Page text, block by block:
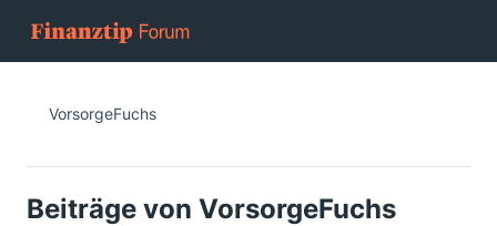
VorsorgeFuchs
Beiträge von VorsorgeFuchs